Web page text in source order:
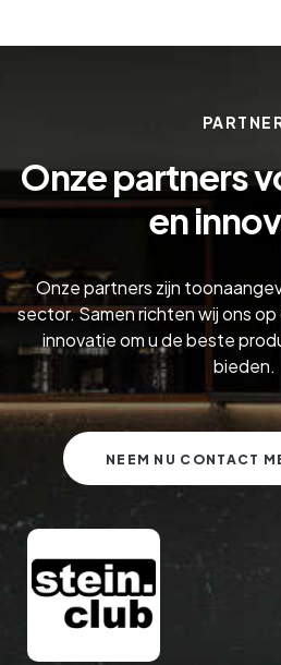
Onze partners
en
Onze partners zijn
sector. Samen richten wij ons
innovatie om u de beste
bieden.
NEEM NU CONTACT